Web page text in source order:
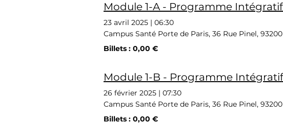
Module 1-A - Programme
23 avril 2025 | 06:30
Campus Santé Porte de Paris, 36 Rue Pinel,
Billets : 0,00 €
Module 1-B - Programme
26 février 2025 | 07:30
Campus Santé Porte de Paris, 36 Rue Pinel,
Billets : 0,00 €